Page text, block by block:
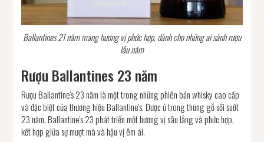
Ballantines 21 năm mang hương vị phức hợp, dành cho những ai sành rượu
lâu năm
Rượu Ballantines 23 năm
Rượu Ballantine's 23 năm là một trong những phiên bản whisky cao cấp
và đặc biệt của thương hiệu Ballantine's. Được ủ trong thùng gỗ sồi suốt
23 năm, Ballantine's 23 phát triển một hương vị sâu lắng và phức hợp,
kết hợp giữa sự mượt mà và hậu vị êm ái.